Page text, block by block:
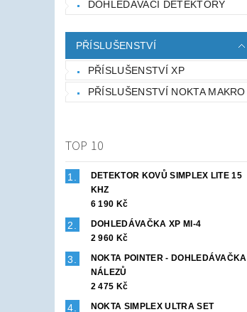
DOHLEDÁVACÍ DETEKTORY
PŘÍSLUŠENSTVÍ
PŘÍSLUŠENSTVÍ XP
PŘÍSLUŠENSTVÍ NOKTA MAKRO
TOP 10
DETEKTOR KOVŮ SIMPLEX LITE 15
KHZ
6 190 Kč
DOHLEDÁVAČKA XP MI-4
2 960 Kč
NOKTA POINTER - DOHLEDÁVAČKA
NÁLEZŮ
2 475 Kč
NOKTA SIMPLEX ULTRA SET